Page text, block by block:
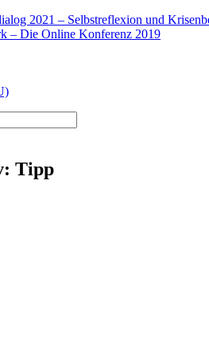
2021 – Selbstreflexion und
– Die Online Konferenz 2019
Tipp